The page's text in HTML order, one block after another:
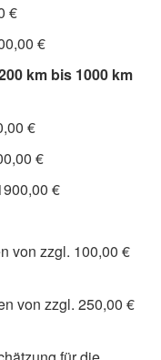
€
€
km bis 1000 km
€
€
€
von zzgl. 100,00 €
von zzgl. 250,00 €